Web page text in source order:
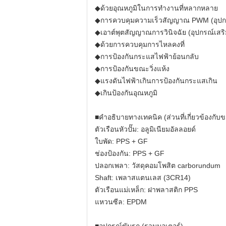
◆ด้วยอุณหภูมิในการทำงานที่หลากหลาย
◆การควบคุมความเร็วสัญญาณ PWM (อุป
◆เอาต์พุตสัญญาณการวินิจฉัย (อุปกรณ์เสริ
◆ด้วยการควบคุมการไหลคงที่
◆การป้องกันกระแสไฟฟ้าย้อนกลับ
◆การป้องกันขณะวิ่งแห้ง
◆แรงดันไฟฟ้าเกินการป้องกันกระแสเกิน
◆เกินป้องกันอุณหภูมิ
■คำอธิบายทางเทคนิค (ส่วนที่เกี่ยวข้องกับข
ตัวเรือนหัวปั๊ม: อลูมิเนียมอัลลอยด์
ใบพัด: PPS + GF
ช่องป้องกัน: PPS + GF
ปลอกเพลา: วัสดุคอมโพสิต carborundum
Shaft: เพลาสแตนเลส (3CR14)
ตัวเรือนแม่เหล็ก: ฝาพลาสติก PPS
แหวนซีล: EPDM